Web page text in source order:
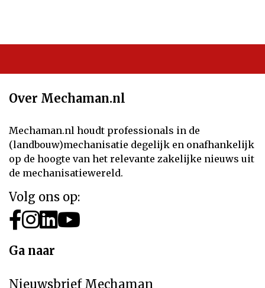
Over Mechaman.nl
Mechaman.nl houdt professionals in de
(landbouw)mechanisatie degelijk en onafhankelijk
op de hoogte van het relevante zakelijke nieuws uit
de mechanisatiewereld.
Volg ons op:
Ga naar
Nieuwsbrief Mechaman